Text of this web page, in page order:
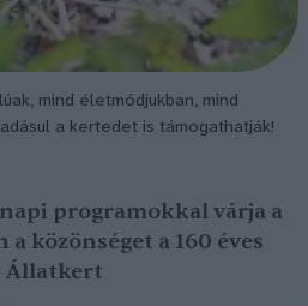
mind életmódjukban, mind
a kertedet is támogathatják!
programokkal várja a
a közönséget a 160 éves
Állatkert